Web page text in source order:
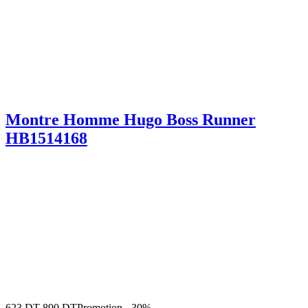
Montre Homme Hugo Boss Runner
HB1514168